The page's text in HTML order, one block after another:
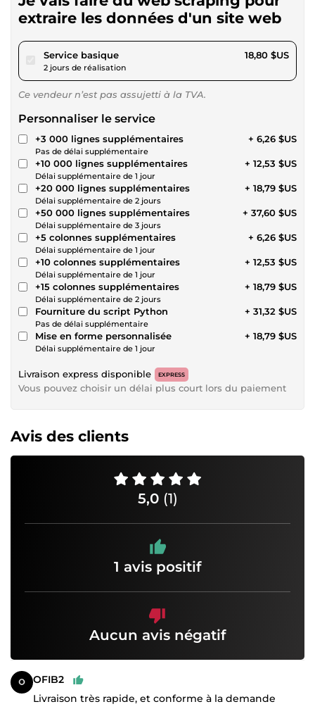
extraire les données d'un site web
Service basiquepour 17,32 $US
2 jours de réalisation
18,80 $US
Ce vendeur n’est pas assujetti à la TVA.
Personnaliser le service
+3 000 lignes supplémentaires
Pas de délai supplémentaire
+ 6,26 $US
+10 000 lignes supplémentaires
Délai supplémentaire de 1 jour
+ 12,53 $US
+20 000 lignes supplémentaires
Délai supplémentaire de 2 jours
+ 18,79 $US
+50 000 lignes supplémentaires
Délai supplémentaire de 3 jours
+ 37,60 $US
+5 colonnes supplémentaires
Délai supplémentaire de 1 jour
+ 6,26 $US
+10 colonnes supplémentaires
Délai supplémentaire de 1 jour
+ 12,53 $US
+15 colonnes supplémentaires
Délai supplémentaire de 2 jours
+ 18,79 $US
Fourniture du script Python
Pas de délai supplémentaire
+ 31,32 $US
Mise en forme personnalisée
Délai supplémentaire de 1 jour
+ 18,79 $US
Livraison express disponible EXPRESS
Vous pouvez choisir un délai plus court lors du paiement
Avis des clients
5,0 (1)
1 avis positif
Aucun avis négatif
OFIB2
Livraison très rapide, et conforme à la demande